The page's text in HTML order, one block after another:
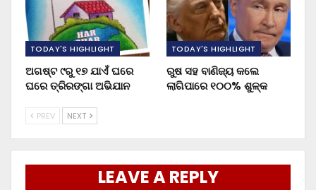
TODAY'S HIGHLIGHT
ଅଗଷ୍ଟ ୯ରୁ ୧୭ ଯାଏଁ ଘରେ
ଘରେ ତ୍ରିରଙ୍ଗା ଅଭିଯାନ
TODAY'S HIGHLIGHT
ରୁଷ ସହ ବାଣିଜ୍ୟ କଲେ
ଲାଗିପାରେ ୧୦୦% ଶୁଳ୍କ
PREV NEXT
LEAVE A REPLY